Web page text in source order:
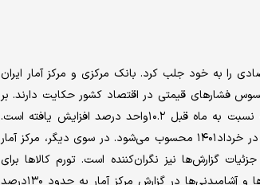
را به خود جلب کرد. بانک مرکزی و مرکز آمار ایران
فشارهای قیمتی در اقتصاد کشور حکایت دارند. بر
اساس گزارش بانک مرکزی، تورم نقطه‌ به‌ نقطه اردیبهشت‌ماه به ۷۷.۲درصد رسید که نسبت به ماه قبل ۱۰.۲واحد درصد افزایش یافته است.
همچنین تورم ماهانه به ۸.۵درصد رسید که بالاترین سطح از زمان حذف ارز ترجیحی در خرداد۱۴۰۱ محسوب می‌شود. در سوی دیگر، مرکز آمار
و تورم ماهانه را ۸.۸درصد اعلام کرد. جزئیات گزارش‌ها نیز نگران‌کننده است. تورم کالاها برای
نخستین‌بار سه‌رقمی شده و به ۱۱۳.۸ درصد رسیده است. همچنین تورم گروه خوراکی‌ها و آشامیدنی‌ها در گزارش مرکز آمار به حدود ۱۳۰درصد